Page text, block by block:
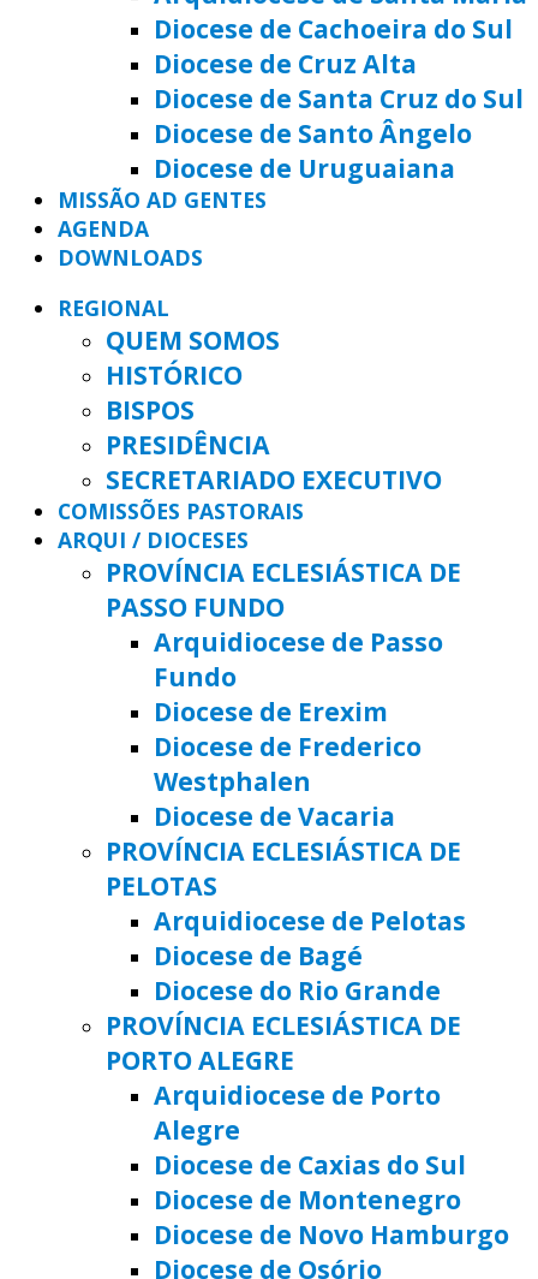
Diocese de Cachoeira do Sul
Diocese de Cruz Alta
Diocese de Santa Cruz do Sul
Diocese de Santo Ângelo
Diocese de Uruguaiana
MISSÃO AD GENTES
AGENDA
DOWNLOADS
REGIONAL
QUEM SOMOS
HISTÓRICO
BISPOS
PRESIDÊNCIA
SECRETARIADO EXECUTIVO
COMISSÕES PASTORAIS
ARQUI / DIOCESES
PROVÍNCIA ECLESIÁSTICA DE
PASSO FUNDO
Arquidiocese de Passo
Fundo
Diocese de Erexim
Diocese de Frederico
Westphalen
Diocese de Vacaria
PROVÍNCIA ECLESIÁSTICA DE
PELOTAS
Arquidiocese de Pelotas
Diocese de Bagé
Diocese do Rio Grande
PROVÍNCIA ECLESIÁSTICA DE
PORTO ALEGRE
Arquidiocese de Porto
Alegre
Diocese de Caxias do Sul
Diocese de Montenegro
Diocese de Novo Hamburgo
Diocese de Osório